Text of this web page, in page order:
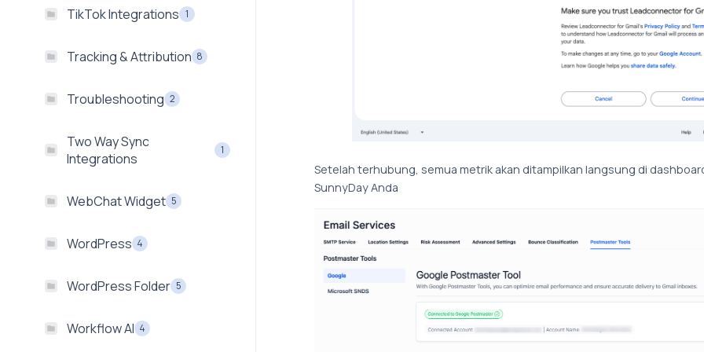
TikTok Integrations 1
Tracking & Attribution 8
Troubleshooting 2
Two Way Sync
Integrations
1
WebChat Widget 5
WordPress 4
WordPress Folder 5
Workflow AI 4
Setelah terhubung, semua metrik akan ditampilkan langsung di
SunnyDay Anda